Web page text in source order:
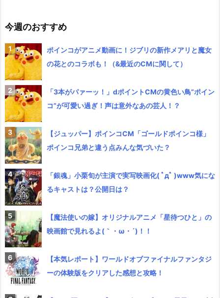
今週のおすすめ
ポインコがアニメ動画に！ジブリの新作メアリと魔女
の花とのコラボも！（&最近のCMに関して）
「3本がパァーッ！」dポイントCMの黄色い鳥”ポイン
コ”が可愛い過ぎ！声は意外なあの芸人！？
【ジュッパー】ポインコCM「ゴールドポインコ様」
ポインコ兄弟と違う点みんな気づいた？
「銀魂」小栗旬が主演で実写映画化( ﾟдﾟ )www気にな
るキャストは？公開日は？
【魔法使いの嫁】オリジナルアニメ「星待つひと」の
映画館で見れるよ(｀・ω・´)！！
【本気レポート】ワールドオブファイナルファンタジ
ーの体験版をクリアした感想と攻略！